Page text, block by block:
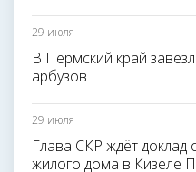
29 июля
В Пермский край
арбузов
29 июля
Глава СКР ждёт
жилого дома в Кизеле